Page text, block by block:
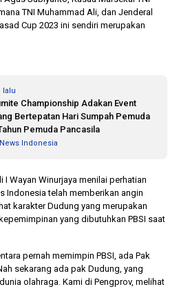
TNI Muhammad Ali, dan Jenderal
Cup 2023 ini sendiri merupakan
lalu
Championship Adakan Event
Bertepatan Hari Sumpah Pemuda
Pemuda Pancasila
Indonesia
I Wayan Winurjaya menilai perhatian
Indonesia telah memberikan angin
karakter Dudung yang merupakan
yang dibutuhkan PBSI saat
pernah memimpin PBSI, ada Pak
sekarang ada pak Dudung, yang
olahraga. Kami di Pengprov, melihat